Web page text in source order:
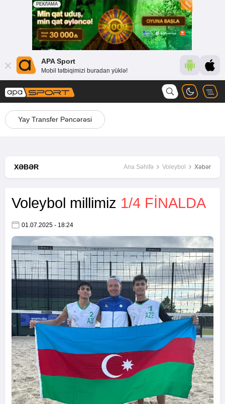
APA Sport
Mobil tətbiqimizi buradan yüklə!
Yay Transfer Pəncərəsi
XƏBƏR Ana Səhifə Voleybol Xəbər
Voleybol millimiz 1/4 FINALDA
01.07.2025 - 18:24